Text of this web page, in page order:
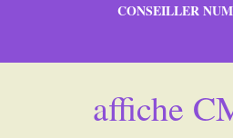
CONSEILLER
affiche